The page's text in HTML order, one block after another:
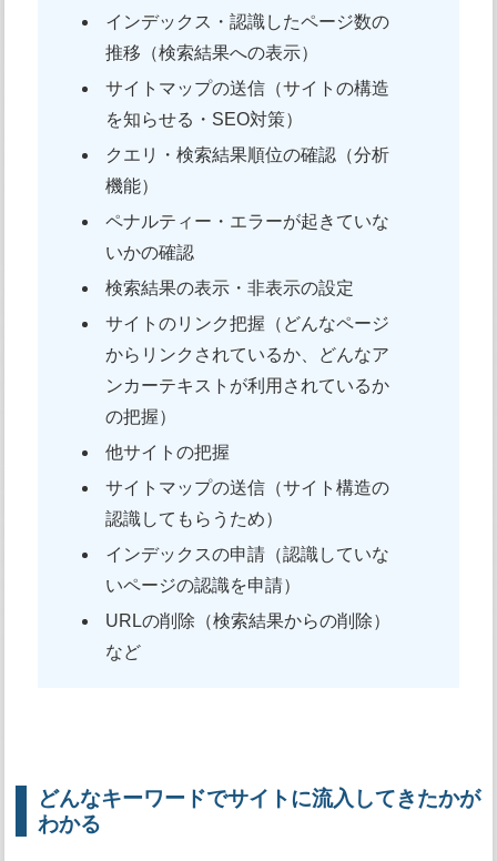
インデックス・認識したページ数の
推移（検索結果への表示）
サイトマップの送信（サイトの構造
を知らせる・SEO対策）
クエリ・検索結果順位の確認（分析
機能）
ペナルティー・エラーが起きていな
いかの確認
検索結果の表示・非表示の設定
サイトのリンク把握（どんなページ
からリンクされているか、どんなア
ンカーテキストが利用されているか
の把握）
他サイトの把握
サイトマップの送信（サイト構造の
認識してもらうため）
インデックスの申請（認識していな
いページの認識を申請）
URLの削除（検索結果からの削除）
など
どんなキーワードでサイトに流入してきたかが
わかる